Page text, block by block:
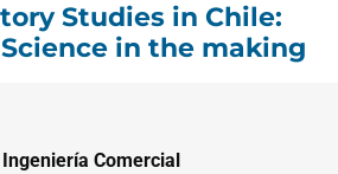
Studies in Chile:
in the making
Comercial